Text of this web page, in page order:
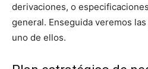
derivaciones, o
general. Enseguida veremos
uno de ellos.